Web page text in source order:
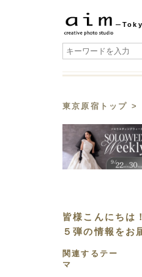
東京原宿トップ >
皆様こんにちは
５弾の情報をお
関連するテー
マ